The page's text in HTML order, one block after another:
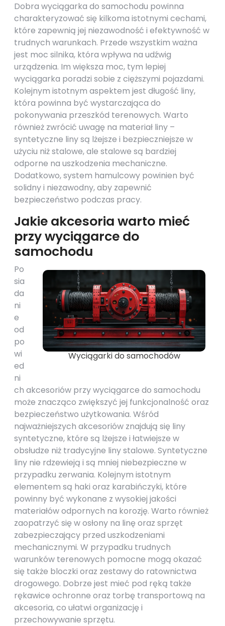
Dobra wyciągarka do samochodu powinna
charakteryzować się kilkoma istotnymi cechami,
które zapewnią jej niezawodność i efektywność w
trudnych warunkach. Przede wszystkim ważna
jest moc silnika, która wpływa na udźwig
urządzenia. Im większa moc, tym lepiej
wyciągarka poradzi sobie z cięższymi pojazdami.
Kolejnym istotnym aspektem jest długość liny,
która powinna być wystarczająca do
pokonywania przeszkód terenowych. Warto
również zwrócić uwagę na materiał liny –
syntetyczne liny są lżejsze i bezpieczniejsze w
użyciu niż stalowe, ale stalowe są bardziej
odporne na uszkodzenia mechaniczne.
Dodatkowo, system hamulcowy powinien być
solidny i niezawodny, aby zapewnić
bezpieczeństwo podczas pracy.
Jakie akcesoria warto mieć
przy wyciągarce do
samochodu
Wyciągarki do samochodów
Po
sia
da
ni
e
od
po
wi
ed
ni
ch akcesoriów przy wyciągarce do samochodu
może znacząco zwiększyć jej funkcjonalność oraz
bezpieczeństwo użytkowania. Wśród
najważniejszych akcesoriów znajdują się liny
syntetyczne, które są lżejsze i łatwiejsze w
obsłudze niż tradycyjne liny stalowe. Syntetyczne
liny nie rdzewieją i są mniej niebezpieczne w
przypadku zerwania. Kolejnym istotnym
elementem są haki oraz karabińczyki, które
powinny być wykonane z wysokiej jakości
materiałów odpornych na korozję. Warto również
zaopatrzyć się w osłony na linę oraz sprzęt
zabezpieczający przed uszkodzeniami
mechanicznymi. W przypadku trudnych
warunków terenowych pomocne mogą okazać
się także bloczki oraz zestawy do ratownictwa
drogowego. Dobrze jest mieć pod ręką także
rękawice ochronne oraz torbę transportową na
akcesoria, co ułatwi organizację i
przechowywanie sprzętu.